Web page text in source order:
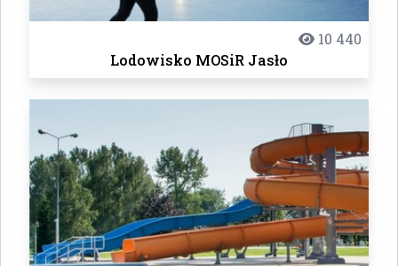
10 440
Lodowisko MOSiR Jasło